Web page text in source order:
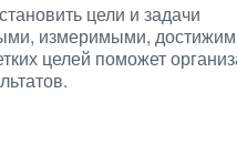
цели и задачи
измеримыми,
целей поможет